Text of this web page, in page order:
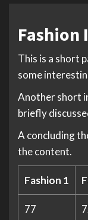
Fashion
This is a short
some
Another short
briefly
A concluding
the content.
Fashion 1
77